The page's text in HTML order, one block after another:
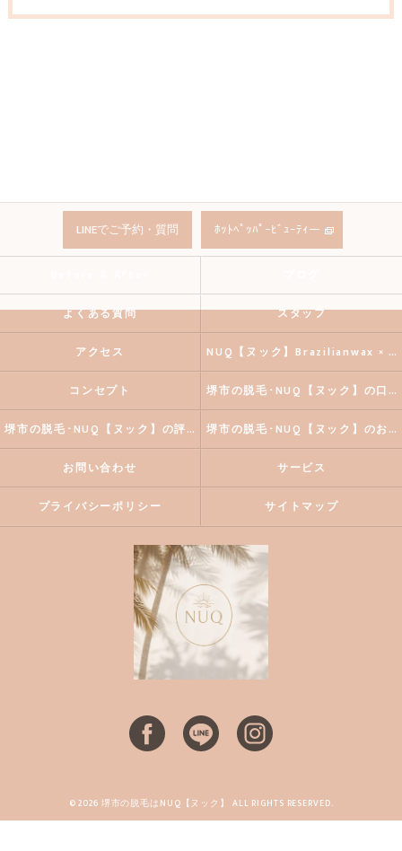
LINEでご予約・質問 ﾎｯﾄﾍﾟｯﾊﾟｰﾋﾞｭｰﾃｨー
よくある質問 スタッフ
アクセス NUQ【ヌック】Brazilianwax × 《HBL》Eyebrow
コンセプト 堺市の脱毛･NUQ【ヌック】の口コミ情報
堺市の脱毛･NUQ【ヌック】の評判 堺市の脱毛･NUQ【ヌック】のお客様の声
お問い合わせ サービス
プライバシーポリシー サイトマップ
© 2026 堺市の脱毛はNUQ【ヌック】 ALL RIGHTS RESERVED.